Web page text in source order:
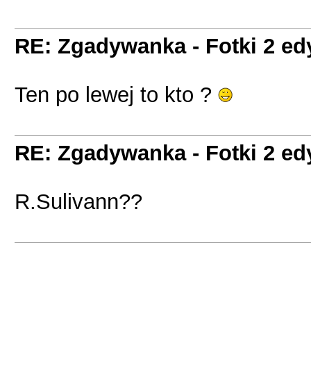
RE: Zgadywanka - Fotki 2
Ten po lewej to kto ?
RE: Zgadywanka - Fotki 2
R.Sulivann??